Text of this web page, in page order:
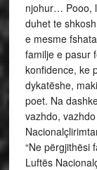
njohur… Pooo,
duhet te
e mesme
familje e pasur
konfidence, ke
dykatëshe,
poet. Na
vazhdo,
“Ne përgjithësi
Luftës